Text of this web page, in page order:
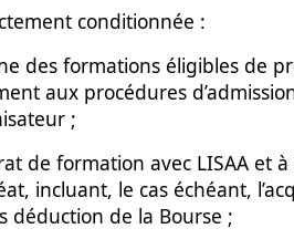
conditionnée :
des formations éligibles de
aux procédures
;
de formation avec LISAA et à
incluant, le cas échéant,
déduction de la Bourse ;